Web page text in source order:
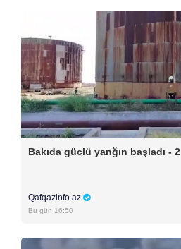
Bakıda güclü yanğın başladı - 2
Qafqazinfo.az
Bu gün 16:50